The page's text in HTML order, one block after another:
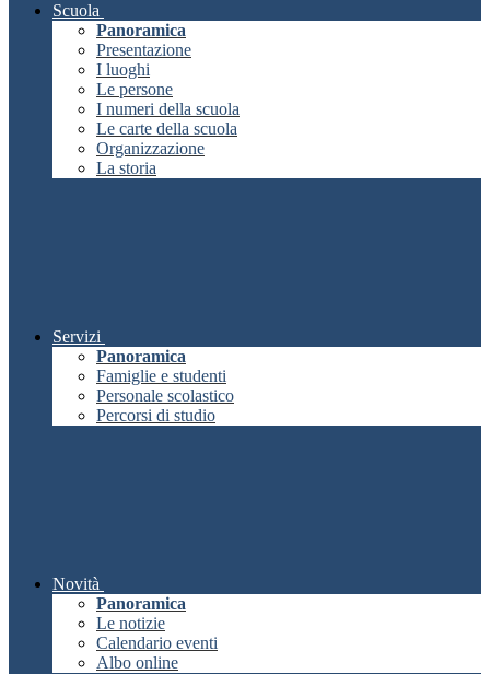
Scuola
Panoramica
Presentazione
I luoghi
Le persone
I numeri della scuola
Le carte della scuola
Organizzazione
La storia
Servizi
Panoramica
Famiglie e studenti
Personale scolastico
Percorsi di studio
Novità
Panoramica
Le notizie
Calendario eventi
Albo online